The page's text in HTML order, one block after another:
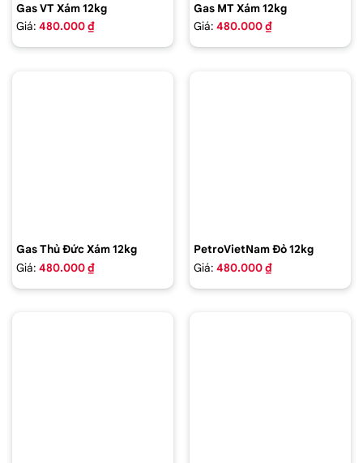
Gas VT Xám 12kg
Giá: 480.000 ₫
Gas MT Xám 12kg
Giá: 480.000 ₫
Gas Thủ Đức Xám 12kg
Giá: 480.000 ₫
PetroVietNam Đỏ 12kg
Giá: 480.000 ₫